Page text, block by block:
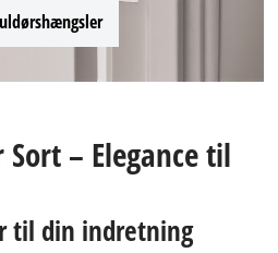
– Elegance til
til din indretning